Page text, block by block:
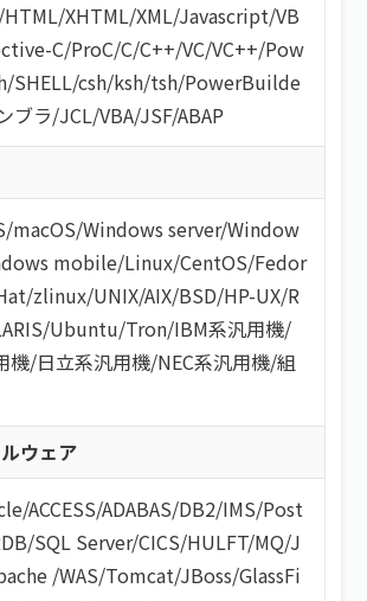
HTML/XHTML/XML/Javascript/VB
C/ProC/C/C++/VC/VC++/Pow
SHELL/csh/ksh/tsh/PowerBuilde
ブラ/JCL/VBA/JSF/ABAP
/macOS/Windows server/Window
mobile/Linux/CentOS/Fedor
/zlinux/UNIX/AIX/BSD/HP-UX/R
/Ubuntu/Tron/IBM系汎用機/
機/日立系汎用機/NEC系汎用機/組
ウェア
/ACCESS/ADABAS/DB2/IMS/Post
/SQL Server/CICS/HULFT/MQ/J
/WAS/Tomcat/JBoss/GlassFi